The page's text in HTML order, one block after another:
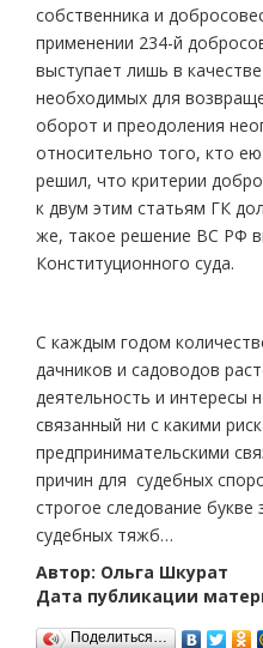
собственника и
применении 234-й
выступает лишь в
необходимых для
оборот и преодоления
относительно того, кто
решил, что критерии
к двум этим статьям ГК
же, такое решение ВС РФ
Конституционного суда.
С каждым годом
дачников и садоводов
деятельность и интересы
связанный ни с какими
предпринимательскими
причин для судебных
строгое следование
судебных тяжб…
Автор: Ольга Шкурат
Дата публикации
Поделиться…